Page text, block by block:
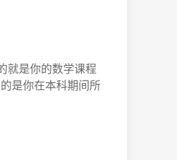
就是你的数学课程
是你在本科期间所